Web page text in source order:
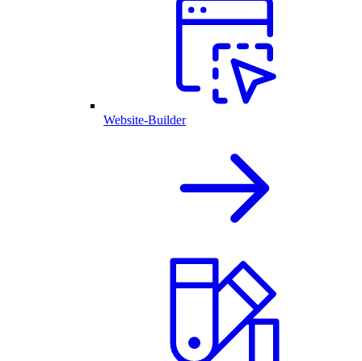
Website-Builder